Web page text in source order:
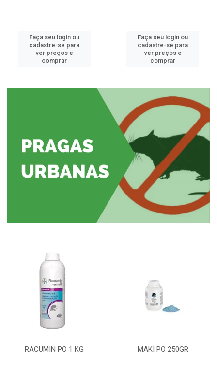
Faça seu login ou
cadastre-se para
ver preços e
comprar
Faça seu login ou
cadastre-se para
ver preços e
comprar
RACUMIN PO 1 KG MAKI PO 250GR